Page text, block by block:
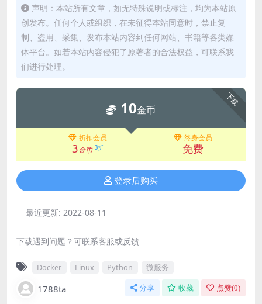
声明：本站所有文章，如无特殊说明或标注，均为本站原
创发布。任何个人或组织，在未征得本站同意时，禁止复
制、盗用、采集、发布本站内容到任何网站、书籍等各类媒
体平台。如若本站内容侵犯了原著者的合法权益，可联系我
们进行处理。
下载
10金币
折扣会员
3金币 3折
终身会员
免费
登录后购买
最近更新: 2022-08-11
下载遇到问题？可联系客服或反馈
Docker Linux Python 微服务
1788ta 分享 收藏 点赞(0)